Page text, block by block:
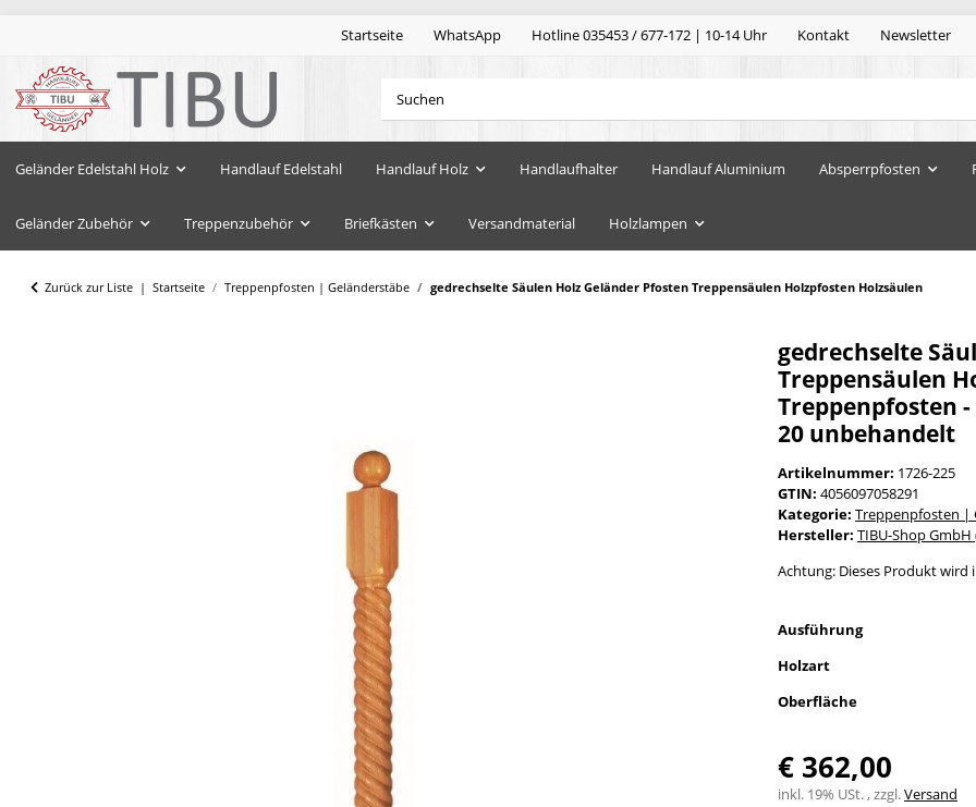
Startseite WhatsApp Hotline 035453 / 677-172 | 10-14 Uhr Kontakt Newsletter
Geländer Edelstahl Holz Handlauf Edelstahl Handlauf Holz Handlaufhalter Handlauf Aluminium Absperrpfosten
Geländer Zubehör Treppenzubehör Briefkästen Versandmaterial Holzlampen
Zurück zur Liste Startseite Treppenpfosten | Geländerstäbe gedrechselte Säulen Holz Geländer Pfosten Treppensäulen Holzpfosten Holzsäulen
gedrechselte
Treppensäulen
Treppenpfosten
20 unbehandelt
Artikelnummer: 1726-225
GTIN: 4056097058291
Kategorie: Treppenpfosten |
Hersteller: TIBU-Shop
Achtung: Dieses Produkt wird
Ausführung
Holzart
Oberfläche
€ 362,00
inkl. 19% USt. , zzgl.Versand